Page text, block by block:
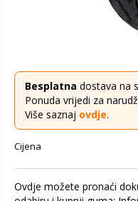
Besplatna dostava na
Ponuda vrijedi za
Više saznaj ovdje.
Cijena
Ovdje možete pronaći